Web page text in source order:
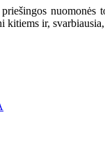
nuomonės
kitiems ir,